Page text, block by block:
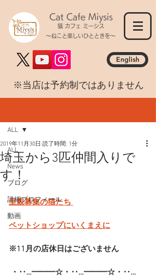
Cat Cafe Miysis
猫 カフェ ミーシス
～ねこと楽しいひとときを～
English
​※当店は予約制ではありません
ALL
News
ブログ
詳細プロフィール
動画
ALL
埼玉から3匹仲間入りで
す！
2019年11月30日 読了時間: 1分
里親募集の猫たち
ペットショップにいくまえに
※11月の店休日はございません
・‥…━━━☆・‥…━━━☆・‥…